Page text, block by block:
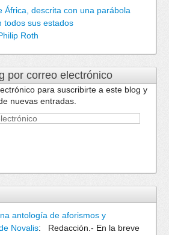
África, descrita con una parábola
todos sus estados
Roth
por correo electrónico
para suscribirte a este blog y
nuevas entradas.
antología de aforismos y
Novalis:
Redacción.- En la breve